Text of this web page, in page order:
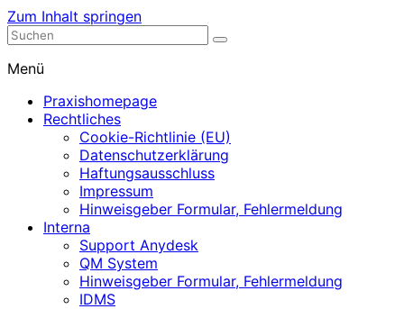
Zum Inhalt springen
Nephrologische Praxis mit Dialyse
Menü
Praxishomepage
Rechtliches
Cookie-Richtlinie (EU)
Datenschutzerklärung
Haftungsausschluss
Impressum
Hinweisgeber Formular, Fehlermeldung
Interna
Support Anydesk
QM System
Hinweisgeber Formular, Fehlermeldung
IDMS